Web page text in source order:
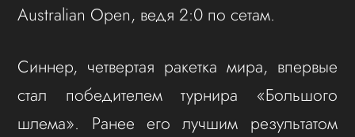
Australian Open, ведя 2:0 по сетам.
Синнер, четвертая ракетка мира, впервые
стал победителем турнира «Большого
шлема». Ранее его лучшим результатом